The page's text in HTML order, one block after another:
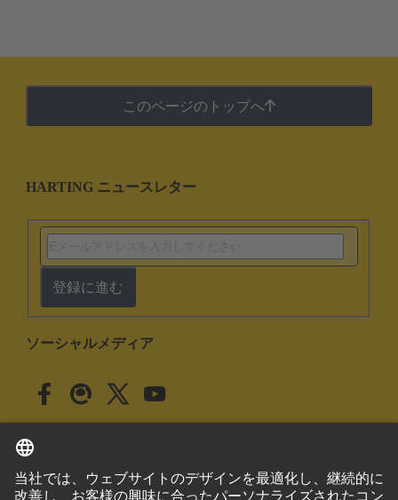
このページのトップへ
HARTING ニュースレター
登録に進む
ソーシャルメディア
日本 日本語